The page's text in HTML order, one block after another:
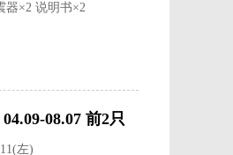
器×2 说明书×2
08.07 前2只
左)